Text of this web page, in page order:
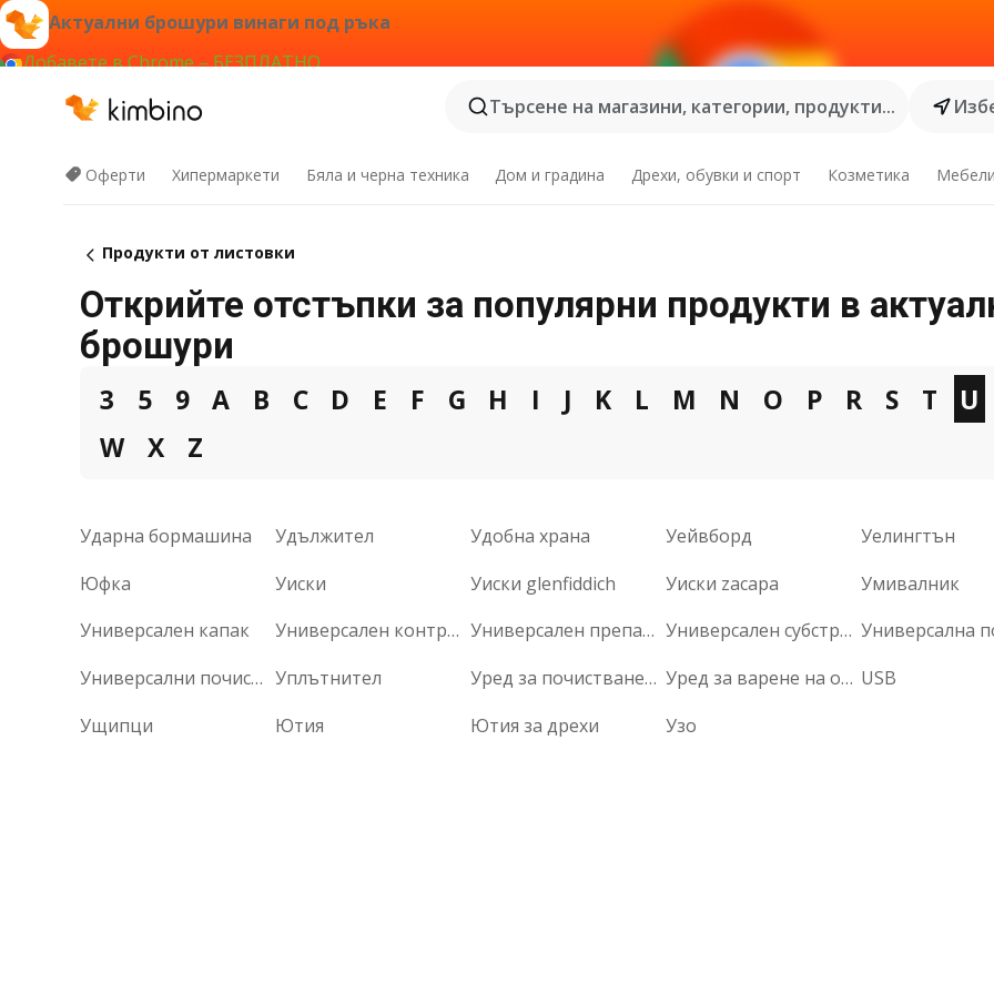
Актуални брошури винаги под ръка
Добавете в Chrome – БЕЗПЛАТНО
Търсене на магазини, категории, продукти...
Оферти Хипермаркети Бяла и черна техника Дом и градина Дрехи, обувки и спорт Козметика Мебели
Продукти от листовки
Открийте отстъпки за популярни продукти в
брошури
3 5 9 A B C D E F G H I J K L M N O P R S T U
W
X Z
Ударна бормашина Удължител Удобна храна Уейвборд
Уелингтън
Юфка
Уиски Уиски glenfiddich Уиски zacapa
Умивалник
Универсален капак
Универсален контролер Универсален препарат Универсален субстрат
Универсални почистващи средства Уплътнител Уред за почистване с високо налягане Уред за варене на ориз USB
Ущипци
Ютия Ютия за дрехи Узо